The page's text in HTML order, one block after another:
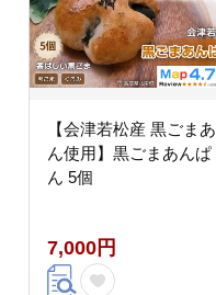
【会津若松産 黒ごまあ
ん使用】黒ごまあんぱ
ん 5個
7,000円